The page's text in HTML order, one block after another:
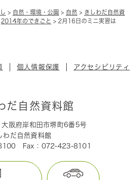
> 自然・環境・公園 > 自然 > きしわだ自然資
2014年のできごと > 2月16日のミニ実習は
個人情報保護 アクセシビリティ
だ自然資料館
大阪府岸和田市堺町6番5号
わだ自然資料館
Fax：072-423-8101